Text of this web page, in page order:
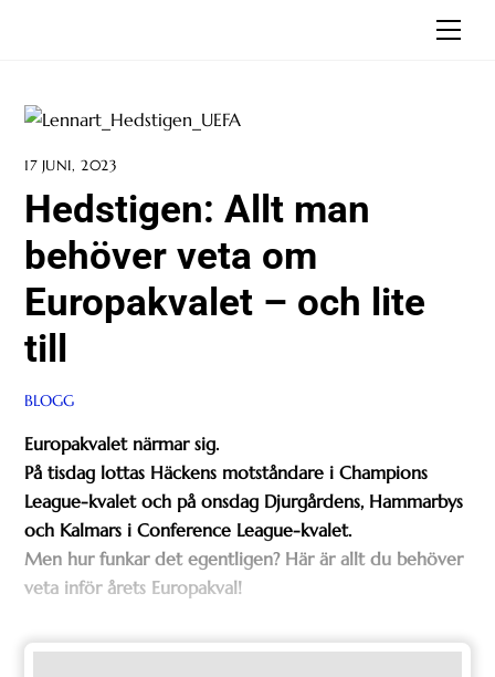
17 JUNI, 2023
Hedstigen: Allt man
behöver veta om
Europakvalet – och lite
till
BLOGG
Europakvalet närmar sig.
På tisdag lottas Häckens motståndare i Champions
League-kvalet och på onsdag Djurgårdens, Hammarbys
och Kalmars i Conference League-kvalet.
Men hur funkar det egentligen? Här är allt du behöver
veta inför årets Europakval!